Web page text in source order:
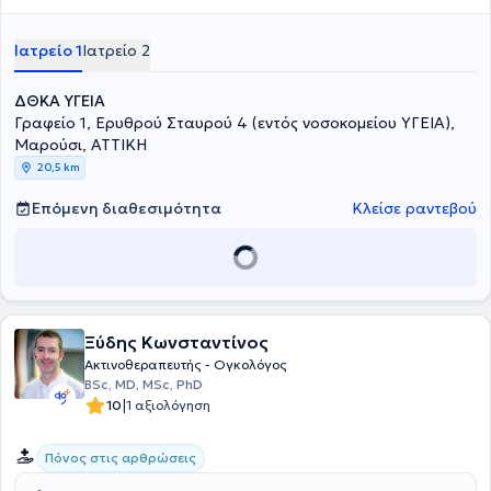
Ιατρείο 1Ιατρείο 2
ΔΘΚΑ ΥΓΕΙΑ
Γραφείο 1, Ερυθρού Σταυρού 4 (εντός νοσοκομείου ΥΓΕΙΑ),
Μαρούσι, ΑΤΤΙΚΗ
20,5 km
Επόμενη διαθεσιμότητα Κλείσε ραντεβού
Ξύδης Κωνσταντίνος
Ακτινοθεραπευτής - Ογκολόγος
BSc, MD, MSc, PhD
10|1 αξιολόγηση
Πόνος στις αρθρώσεις